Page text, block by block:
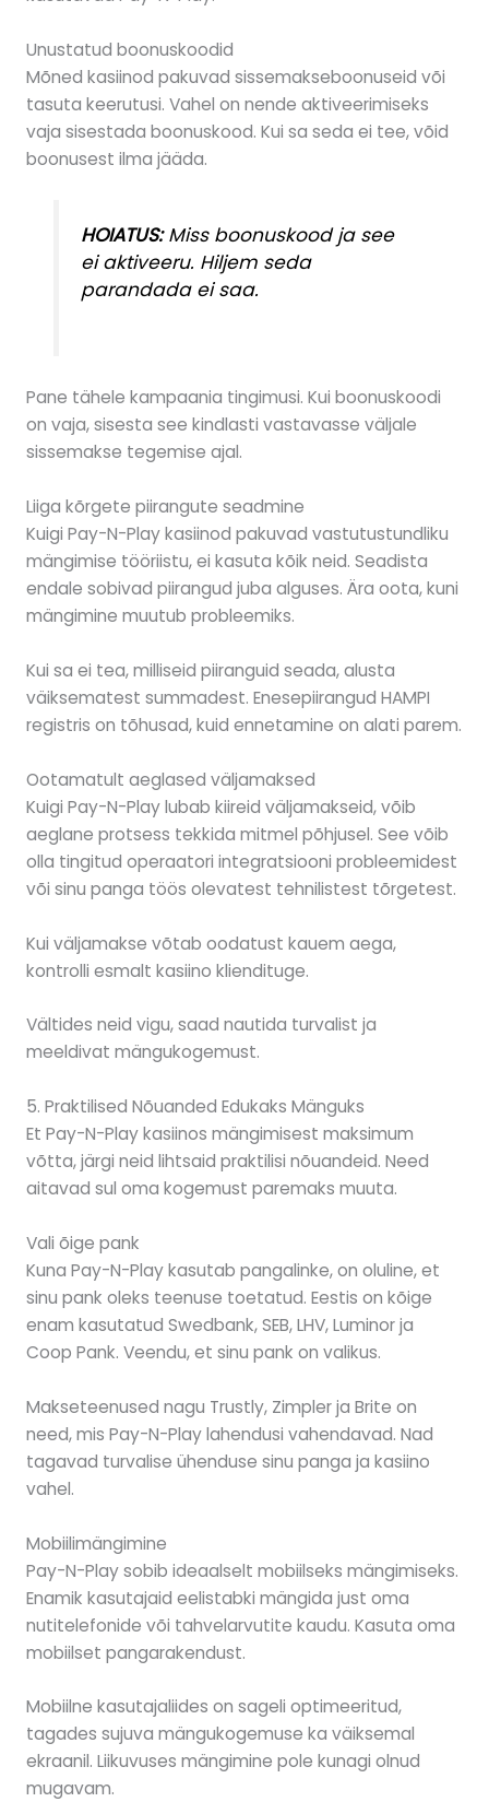
Unustatud boonuskoodid
Mõned kasiinod pakuvad sissemakseboonuseid või
tasuta keerutusi. Vahel on nende aktiveerimiseks
vaja sisestada boonuskood. Kui sa seda ei tee, võid
boonusest ilma jääda.
HOIATUS:Miss boonuskood ja see
ei aktiveeru. Hiljem seda
parandada ei saa.
Pane tähele kampaania tingimusi. Kui boonuskoodi
on vaja, sisesta see kindlasti vastavasse väljale
sissemakse tegemise ajal.
Liiga kõrgete piirangute seadmine
Kuigi Pay-N-Play kasiinod pakuvad vastutustundliku
mängimise tööriistu, ei kasuta kõik neid. Seadista
endale sobivad piirangud juba alguses. Ära oota, kuni
mängimine muutub probleemiks.
Kui sa ei tea, milliseid piiranguid seada, alusta
väiksematest summadest. Enesepiirangud HAMPI
registris on tõhusad, kuid ennetamine on alati parem.
Ootamatult aeglased väljamaksed
Kuigi Pay-N-Play lubab kiireid väljamakseid, võib
aeglane protsess tekkida mitmel põhjusel. See võib
olla tingitud operaatori integratsiooni probleemidest
või sinu panga töös olevatest tehnilistest tõrgetest.
Kui väljamakse võtab oodatust kauem aega,
kontrolli esmalt kasiino kliendituge.
Vältides neid vigu, saad nautida turvalist ja
meeldivat mängukogemust.
5. Praktilised Nõuanded Edukaks Mänguks
Et Pay-N-Play kasiinos mängimisest maksimum
võtta, järgi neid lihtsaid praktilisi nõuandeid. Need
aitavad sul oma kogemust paremaks muuta.
Vali õige pank
Kuna Pay-N-Play kasutab pangalinke, on oluline, et
sinu pank oleks teenuse toetatud. Eestis on kõige
enam kasutatud Swedbank, SEB, LHV, Luminor ja
Coop Pank. Veendu, et sinu pank on valikus.
Makseteenused nagu Trustly, Zimpler ja Brite on
need, mis Pay-N-Play lahendusi vahendavad. Nad
tagavad turvalise ühenduse sinu panga ja kasiino
vahel.
Mobiilimängimine
Pay-N-Play sobib ideaalselt mobiilseks mängimiseks.
Enamik kasutajaid eelistabki mängida just oma
nutitelefonide või tahvelarvutite kaudu. Kasuta oma
mobiilset pangarakendust.
Mobiilne kasutajaliides on sageli optimeeritud,
tagades sujuva mängukogemuse ka väiksemal
ekraanil. Liikuvuses mängimine pole kunagi olnud
mugavam.